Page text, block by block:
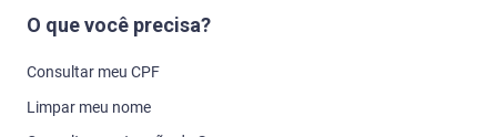
O que você precisa?
Consultar meu CPF
Limpar meu nome